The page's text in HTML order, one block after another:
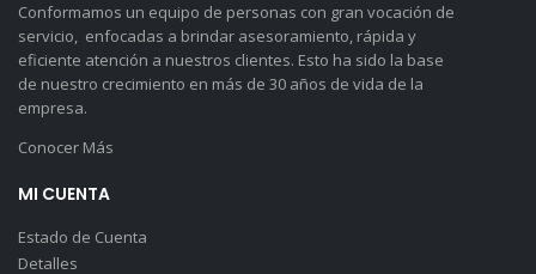
Conformamos un equipo de personas con gran vocación de
servicio, enfocadas a brindar asesoramiento, rápida y
eficiente atención a nuestros clientes. Esto ha sido la base
de nuestro crecimiento en más de 30 años de vida de la
empresa.
Conocer Más
MI CUENTA
Estado de Cuenta
Detalles